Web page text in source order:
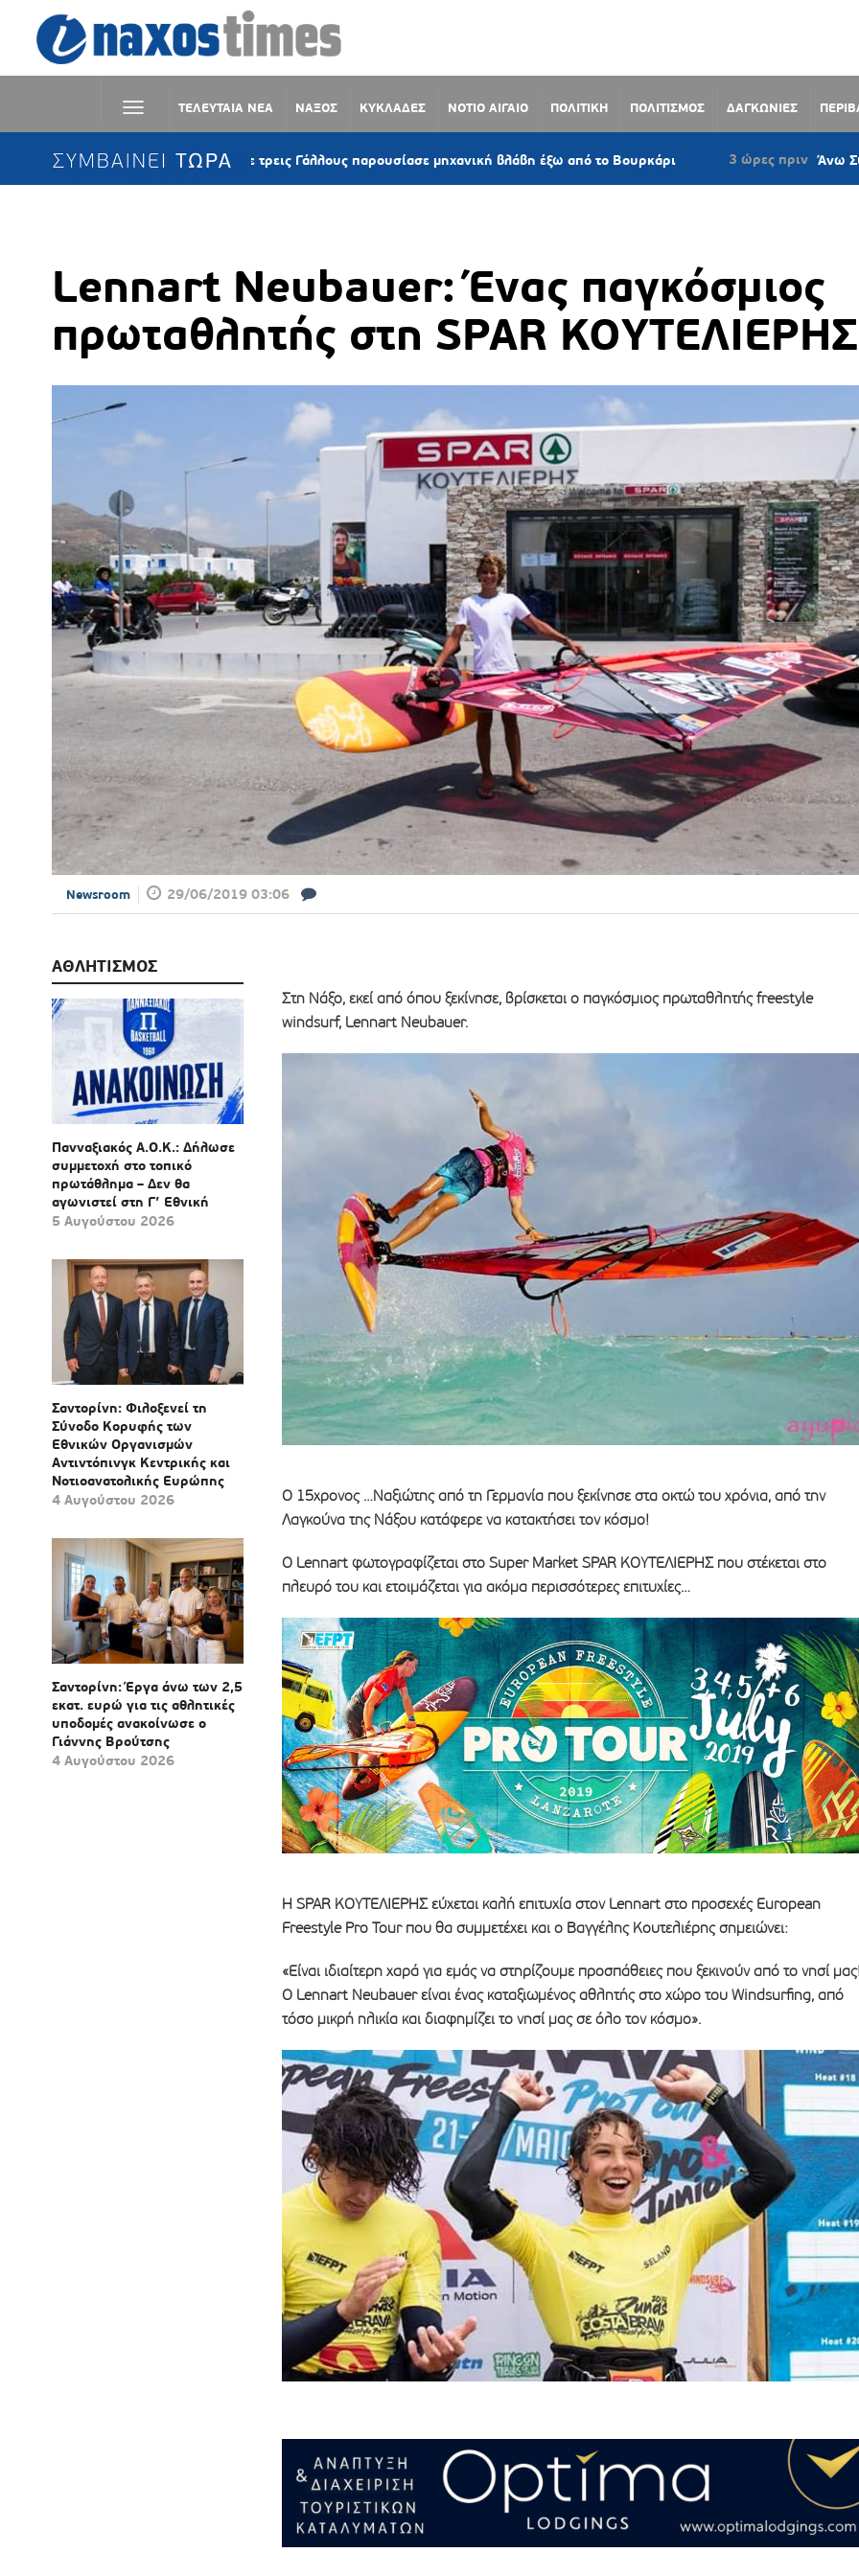
ΤΕΛΕΥΤΑΙΑ ΝΕΑ ΝΑΞΟΣ ΚΥΚΛΑΔΕΣ ΝΟΤΙΟ ΑΙΓΑΙΟ ΠΟΛΙΤΙΚΗ ΠΟΛΙΤΙΣΜΟΣ ΔΑΓΚΩΝΙΕΣ
ΣΥΜΒΑΙΝΕΙ ΤΩΡΑ
Κέα: Ιστιοφόρο με τρεις Γάλλους παρουσίασε μηχανική βλάβη έξω από το Βουρκάρι 3 ώρες πριν Άνω Σύρος:
Lennart Neubauer: Ένας παγκόσμιος
πρωταθλητής στη SPAR ΚΟΥΤΕΛΙΕΡΗΣ
Newsroom 29/06/2019 03:06
ΑΘΛΗΤΙΣΜΟΣ
Πανναξιακός Α.Ο.Κ.: Δήλωσε
συμμετοχή στο τοπικό
πρωτάθλημα – Δεν θα
αγωνιστεί στη Γ’ Εθνική
5 Αυγούστου 2026
Σαντορίνη: Φιλοξενεί τη
Σύνοδο Κορυφής των
Εθνικών Οργανισμών
Αντιντόπινγκ Κεντρικής και
Νοτιοανατολικής Ευρώπης
4 Αυγούστου 2026
Σαντορίνη: Έργα άνω των 2,5
εκατ. ευρώ για τις αθλητικές
υποδομές ανακοίνωσε ο
Γιάννης Βρούτσης
4 Αυγούστου 2026
Στη Νάξο, εκεί από όπου ξεκίνησε, βρίσκεται ο παγκόσμιος πρωταθλητής freestyle
windsurf, Lennart Neubauer.
Ο 15χρονος …Ναξιώτης από τη Γερμανία που ξεκίνησε στα οκτώ του χρόνια, από την
Λαγκούνα της Νάξου κατάφερε να κατακτήσει τον κόσμο!
Ο Lennart φωτογραφίζεται στο Super Market SPAR ΚΟΥΤΕΛΙΕΡΗΣ που στέκεται στο
πλευρό του και ετοιμάζεται για ακόμα περισσότερες επιτυχίες…
Η SPAR ΚΟΥΤΕΛΙΕΡΗΣ εύχεται καλή επιτυχία στον Lennart στο προσεχές European
Freestyle Pro Tour που θα συμμετέχει και ο Βαγγέλης Κουτελιέρης σημειώνει:
«Είναι ιδιαίτερη χαρά για εμάς να στηρίζουμε προσπάθειες που ξεκινούν από το νησί
Ο Lennart Neubauer είναι ένας καταξιωμένος αθλητής στο χώρο του Windsurfing, από
τόσο μικρή ηλικία και διαφημίζει το νησί μας σε όλο τον κόσμο».